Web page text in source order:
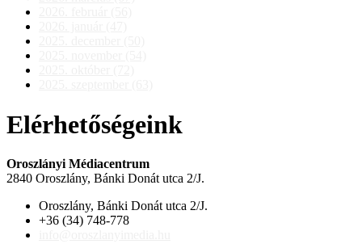
Elérhetőségeink
Oroszlányi Médiacentrum
2840 Oroszlány, Bánki Donát utca 2/J.
Oroszlány, Bánki Donát utca 2/J.
+36 (34) 748-778